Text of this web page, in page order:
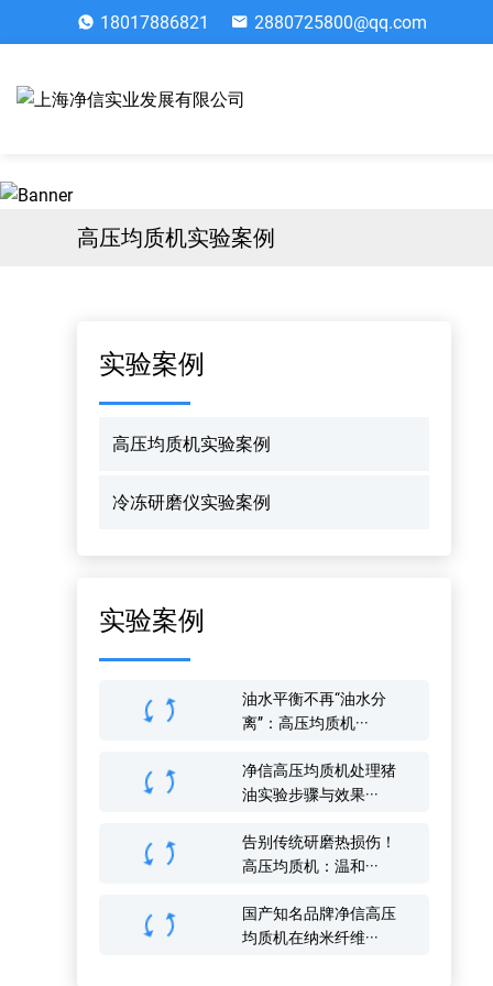
18017886821 2880725800@qq.com
高压均质机实验案例
实验案例
高压均质机实验案例
冷冻研磨仪实验案例
实验案例
油水平衡不再“油水分
离”：高压均质机···
净信高压均质机处理猪
油实验步骤与效果···
告别传统研磨热损伤！
高压均质机：温和···
国产知名品牌净信高压
均质机在纳米纤维···